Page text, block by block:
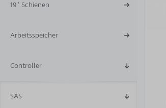
19'' Schienen
Arbeitsspeicher
Controller
SAS